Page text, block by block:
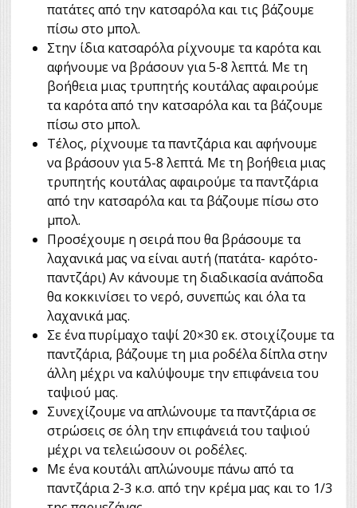
πατάτες από την κατσαρόλα και τις βάζουμε
πίσω στο μπολ.
Στην ίδια κατσαρόλα ρίχνουμε τα καρότα και
αφήνουμε να βράσουν για 5-8 λεπτά. Με τη
βοήθεια μιας τρυπητής κουτάλας αφαιρούμε
τα καρότα από την κατσαρόλα και τα βάζουμε
πίσω στο μπολ.
Τέλος, ρίχνουμε τα παντζάρια και αφήνουμε
να βράσουν για 5-8 λεπτά. Με τη βοήθεια μιας
τρυπητής κουτάλας αφαιρούμε τα παντζάρια
από την κατσαρόλα και τα βάζουμε πίσω στο
μπολ.
Προσέχουμε η σειρά που θα βράσουμε τα
λαχανικά μας να είναι αυτή (πατάτα- καρότο-
παντζάρι) Αν κάνουμε τη διαδικασία ανάποδα
θα κοκκινίσει το νερό, συνεπώς και όλα τα
λαχανικά μας.
Σε ένα πυρίμαχο ταψί 20×30 εκ. στοιχίζουμε τα
παντζάρια, βάζουμε τη μια ροδέλα δίπλα στην
άλλη μέχρι να καλύψουμε την επιφάνεια του
ταψιού μας.
Συνεχίζουμε να απλώνουμε τα παντζάρια σε
στρώσεις σε όλη την επιφάνειά του ταψιού
μέχρι να τελειώσουν οι ροδέλες.
Με ένα κουτάλι απλώνουμε πάνω από τα
παντζάρια 2-3 κ.σ. από την κρέμα μας και το 1/3